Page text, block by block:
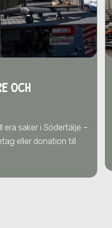
OCH
era saker i Södertälje –
eller donation till